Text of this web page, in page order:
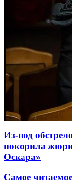
Из-под
покорила жюри
Оскара»
Самое читаемое